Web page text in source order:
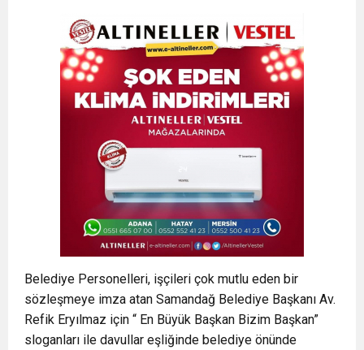
Belediye Personelleri, işçileri çok mutlu eden bir
sözleşmeye imza atan Samandağ Belediye Başkanı Av.
Refik Eryılmaz için “ En Büyük Başkan Bizim Başkan”
sloganları ile davullar eşliğinde belediye önünde